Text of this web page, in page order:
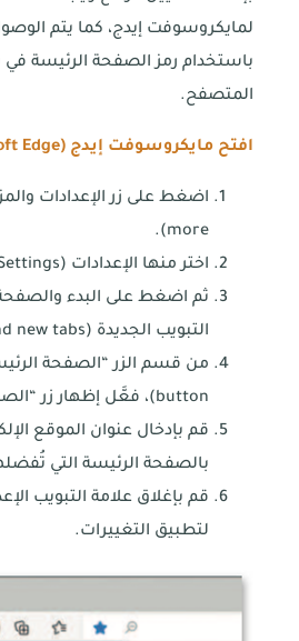
لمايكروسوفت إيدج، كما يتم
باستخدام رمز الصفحة الرئيسة
المتصفح.
افتح مايكروسوفت إيدج (Edge
more).
اختر منها الإعدادات (Settings).
ثم اضغط على البدء
التبويب الجديدة (Start, home, and new tabs).
button)، فعَّل إظهار زر “الصفحة الرئيسية”.
قم بإدخال عنوان الموقع
بالصفحة الرئيسة التي
لتطبيق التغييرات.